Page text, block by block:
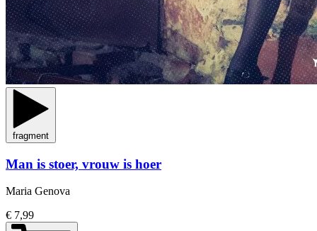
fragment
Man is stoer, vrouw is hoer
Maria Genova
€ 7,99